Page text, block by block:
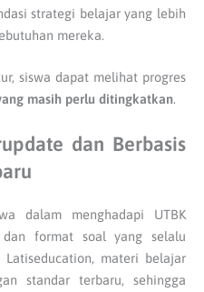
strategi belajar yang lebih
mereka.
siswa dapat melihat progres
masih perlu ditingkatkan.
dan Berbasis
dalam menghadapi UTBK
format soal yang selalu
materi belajar
standar terbaru, sehingga